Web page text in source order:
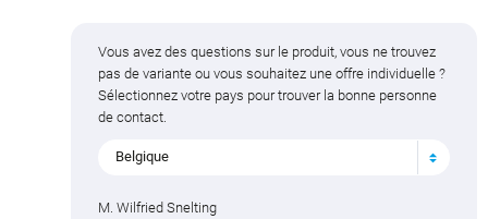
Vous avez des questions sur le produit, vous ne trouvez
pas de variante ou vous souhaitez une offre individuelle ?
Sélectionnez votre pays pour trouver la bonne personne
de contact.
Belgique
M. Wilfried Snelting